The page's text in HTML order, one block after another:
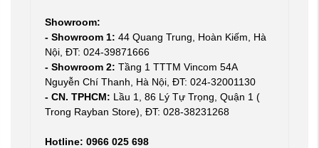
Showroom:
- Showroom 1: 44 Quang Trung, Hoàn Kiếm, Hà
Nội, ĐT: 024-39871666
- Showroom 2: Tầng 1 TTTM Vincom 54A
Nguyễn Chí Thanh, Hà Nội, ĐT: 024-32001130
- CN. TPHCM: Lầu 1, 86 Lý Tự Trọng, Quận 1 (
Trong Rayban Store), ĐT: 028-38231268
Hotline: 0966 025 698